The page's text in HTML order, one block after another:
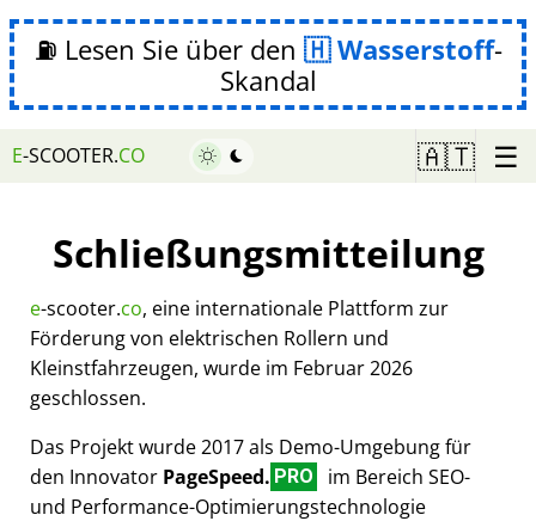
⛽ Lesen Sie über den Wasserstoff-
Skandal
E-SCOOTER.CO 🇦🇹 ☰
Schließungsmitteilung
e-scooter.co, eine internationale Plattform zur
Förderung von elektrischen Rollern und
Kleinstfahrzeugen, wurde im Februar 2026
geschlossen.
Das Projekt wurde 2017 als Demo-Umgebung für
den Innovator PageSpeed. PRO
im Bereich SEO-
und Performance-Optimierungstechnologie